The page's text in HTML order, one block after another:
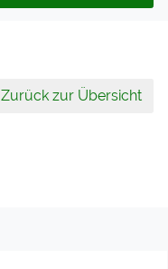
Zurück zur Übersicht